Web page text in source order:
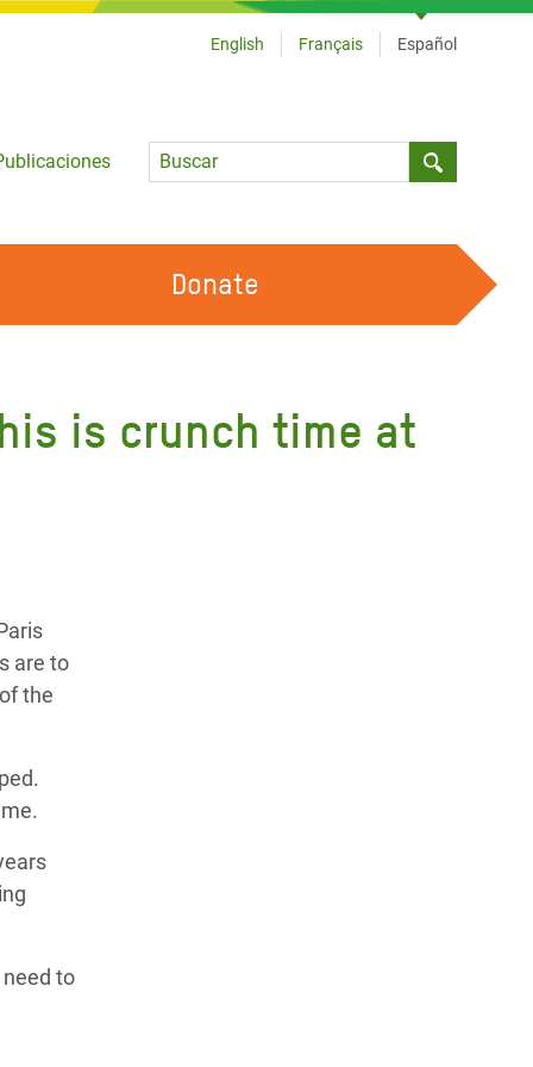
Language
English Français Español
HAZ VOLUNTARIADO
Donate
is crunch time at
are to
the
to